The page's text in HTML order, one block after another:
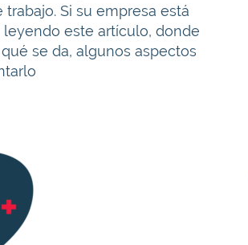
Si su empresa está
este artículo, donde
se da, algunos aspectos